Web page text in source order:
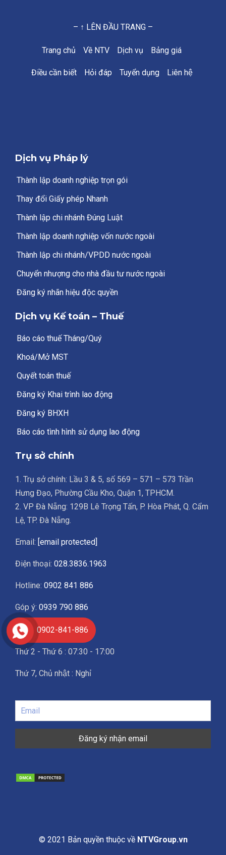
– ↑ LÊN ĐẦU TRANG –
Trang chủ Về NTV Dịch vụ Bảng giá
Điều cần biết Hỏi đáp Tuyển dụng Liên hệ
Dịch vụ Pháp lý
Thành lập doanh nghiệp trọn gói
Thay đổi Giấy phép Nhanh
Thành lập chi nhánh Đúng Luật
Thành lập doanh nghiệp vốn nước ngoài
Thành lập chi nhánh/VPDD nước ngoài
Chuyển nhượng cho nhà đầu tư nước ngoài
Đăng ký nhãn hiệu độc quyền
Dịch vụ Kế toán – Thuế
Báo cáo thuế Tháng/Quý
Khoá/Mở MST
Quyết toán thuế
Đăng ký Khai trình lao động
Đăng ký BHXH
Báo cáo tình hình sử dụng lao động
Trụ sở chính
1. Trụ sở chính: Lầu 3 & 5, số 569 – 571 – 573 Trần
Hưng Đạo, Phường Cầu Kho, Quận 1, TPHCM.
2. VP Đà Nẵng: 129B Lê Trọng Tấn, P. Hòa Phát, Q. Cẩm
Lệ, TP. Đà Nẵng.
Email: [email protected]
Điện thoại: 028.3836.1963
Hotline: 0902 841 886
Góp ý: 0939 790 886
Giờ làm việc
Thứ 2 - Thứ 6 : 07:30 - 17:00
Thứ 7, Chủ nhật : Nghỉ
© 2021 Bản quyền thuộc về NTVGroup.vn
0902-841-886